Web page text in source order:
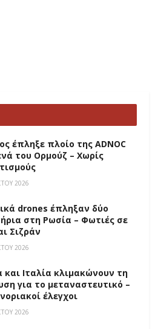
έπληξε πλοίο της ADNOC
του Ορμούζ – Χωρίς
2026
drones έπληξαν δύο
στη Ρωσία – Φωτιές σε
Σιζράν
2026
και Ιταλία κλιμακώνουν τη
για το μεταναστευτικό –
έλεγχοι
2026